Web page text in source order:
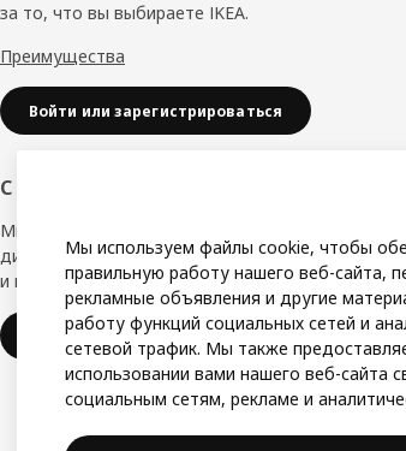
за то, что вы выбираете IKEA.
Преимущества
Войти или зарегистрироваться
С заботой о вашем бизнесе
Мы в IKEA, предлагаем безупречный
дизайн, вариации стилей, отличные цены
и надёжное качество.
IKEA для бизнеса
Мы используем файлы cookie, чтобы
правильную работу нашего веб-сайта,
рекламные объявления и другие
работу функций социальных сетей и
сетевой трафик. Мы также
использовании вами нашего веб-сайта
социальным сетям, рекламе и